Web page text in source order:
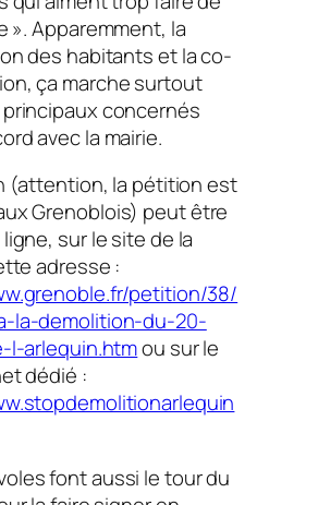
». Apparemment, la
des habitants et la co-
ça marche surtout
concernés
avec la mairie.
(attention, la pétition est
Grenoblois) peut être
sur le site de la
adresse :
petition/38/
la-demolition-du-20-
l-arlequin.htmou sur le
dédié :
font aussi le tour du